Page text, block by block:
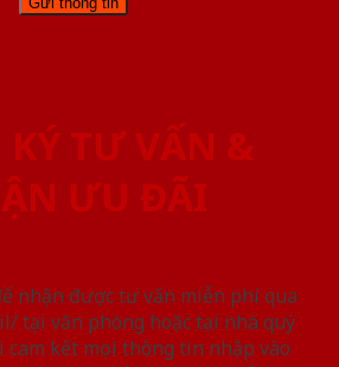
TƯ VẤN &
ƯU ĐÃI
nhận được tư vấn miễn phí qua
tại văn phòng hoặc tại nhà quý
cam kết mọi thông tin nhập vào